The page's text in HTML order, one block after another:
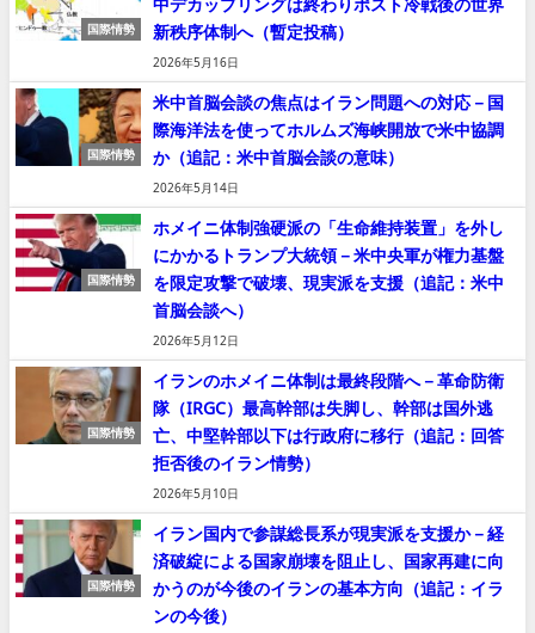
国際情勢
新秩序体制へ（暫定投稿）
2026年5月16日
国際情勢
米中首脳会談の焦点はイラン問題への対応－国
際海洋法を使ってホルムズ海峡開放で米中協調
か（追記：米中首脳会談の意味）
2026年5月14日
国際情勢
ホメイニ体制強硬派の「生命維持装置」を外し
にかかるトランプ大統領－米中央軍が権力基盤
を限定攻撃で破壊、現実派を支援（追記：米中
首脳会談へ）
2026年5月12日
国際情勢
イランのホメイニ体制は最終段階へ－革命防衛
隊（IRGC）最高幹部は失脚し、幹部は国外逃
亡、中堅幹部以下は行政府に移行（追記：回答
拒否後のイラン情勢）
2026年5月10日
国際情勢
イラン国内で参謀総長系が現実派を支援か－経
済破綻による国家崩壊を阻止し、国家再建に向
かうのが今後のイランの基本方向（追記：イラ
ンの今後）